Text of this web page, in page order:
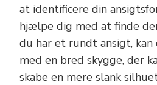
at identificere din
hjælpe dig med at finde
du har et rundt ansigt,
med en bred skygge, der
skabe en mere slank